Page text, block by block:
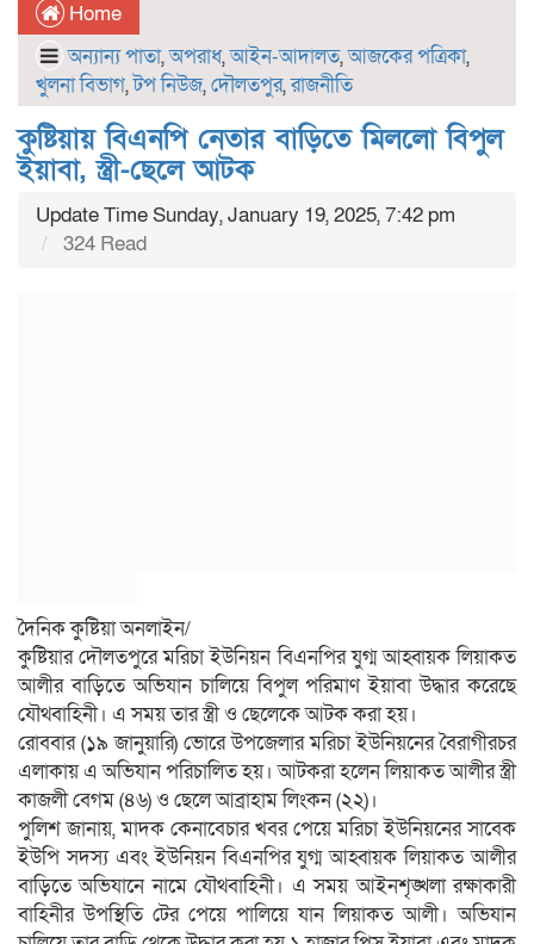
Home
অন্যান্য পাতা,অপরাধ,আইন-আদালত,আজকের পত্রিকা,
খুলনা বিভাগ,টপ নিউজ,দৌলতপুর,রাজনীতি
কুষ্টিয়ায় বিএনপি নেতার বাড়িতে মিললো বিপুল
ইয়াবা, স্ত্রী-ছেলে আটক
Update Time Sunday, January 19, 2025, 7:42 pm
324 Read
দৈনিক কুষ্টিয়া অনলাইন/
কুষ্টিয়ার দৌলতপুরে মরিচা ইউনিয়ন বিএনপির যুগ্ম আহ্বায়ক লিয়াকত
আলীর বাড়িতে অভিযান চালিয়ে বিপুল পরিমাণ ইয়াবা উদ্ধার করেছে
যৌথবাহিনী। এ সময় তার স্ত্রী ও ছেলেকে আটক করা হয়।
রোববার (১৯ জানুয়ারি) ভোরে উপজেলার মরিচা ইউনিয়নের বৈরাগীরচর
এলাকায় এ অভিযান পরিচালিত হয়। আটকরা হলেন লিয়াকত আলীর স্ত্রী
কাজলী বেগম (৪৬) ও ছেলে আব্রাহাম লিংকন (২২)।
পুলিশ জানায়, মাদক কেনাবেচার খবর পেয়ে মরিচা ইউনিয়নের সাবেক
ইউপি সদস্য এবং ইউনিয়ন বিএনপির যুগ্ম আহ্বায়ক লিয়াকত আলীর
বাড়িতে অভিযানে নামে যৌথবাহিনী। এ সময় আইনশৃঙ্খলা রক্ষাকারী
বাহিনীর উপস্থিতি টের পেয়ে পালিয়ে যান লিয়াকত আলী। অভিযান